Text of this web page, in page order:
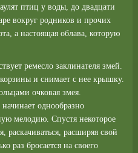
птиц у воды, до двадцати
вокруг родников и прочих
а настоящая облава, которую
ремесло заклинателя змей.
и снимает с нее крышку.
очковая змея.
однообразно
мелодию. Спустя некоторое
раскачиваться, расширяя свой
раз бросается на своего